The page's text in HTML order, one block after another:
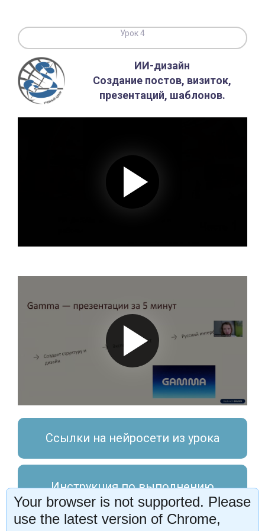
Урок 4
ИИ-дизайн
Создание постов, визиток,
презентаций, шаблонов.
Ссылки на нейросети из урока
Инструкция по выполнению
домашней и практической работы
Your browser is not supported. Please
use the latest version of Chrome,